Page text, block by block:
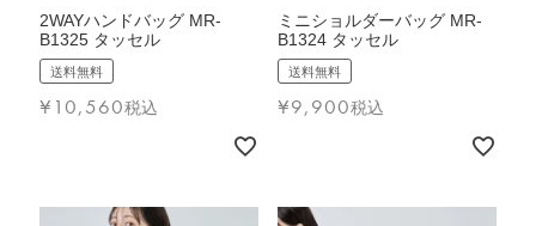
2WAYハンドバッグ MR-
B1325 タッセル
送料無料
¥ 10,560税込
ミニショルダーバッグ MR-
B1324 タッセル
送料無料
¥9,900税込